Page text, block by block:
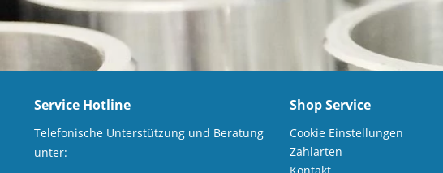
Service Hotline
Telefonische Unterstützung und Beratung
unter:
Shop Service
Cookie Einstellungen
Zahlarten